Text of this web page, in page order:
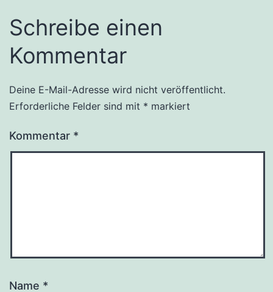
Schreibe einen
Kommentar
Deine E-Mail-Adresse wird nicht veröffentlicht.
Erforderliche Felder sind mit * markiert
Kommentar *
Name *